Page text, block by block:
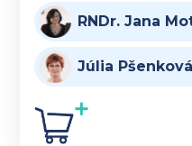
RNDr. Jana
Júlia Pšenková